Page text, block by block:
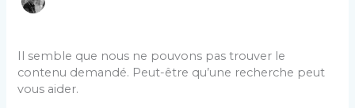
Il semble que nous ne pouvons pas trouver le
contenu demandé. Peut-être qu’une recherche peut
vous aider.